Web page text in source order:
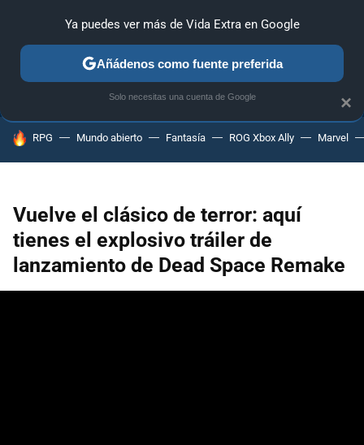
ANÁLISIS GUÍAS Y TRUCOS PC SONY NINTENDO
HOY SE HABLA DE
RPG Mundo abierto Fantasía ROG Xbox Ally Marvel
Vuelve el clásico de terror: aquí
tienes el explosivo tráiler de
lanzamiento de Dead Space Remake
×
Ya puedes ver más de Vida Extra en Google
Añádenos como fuente preferida
Solo necesitas una cuenta de Google